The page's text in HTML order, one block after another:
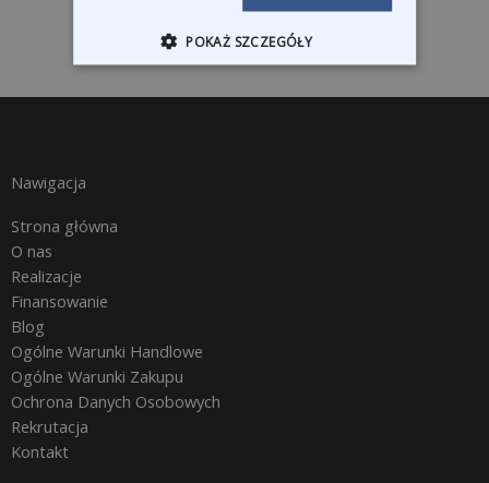
Nawigacja
Strona główna
O nas
Realizacje
Finansowanie
Blog
Ogólne Warunki Handlowe
Ogólne Warunki Zakupu
Ochrona Danych Osobowych
Rekrutacja
Kontakt
POKAŻ SZCZEGÓŁY